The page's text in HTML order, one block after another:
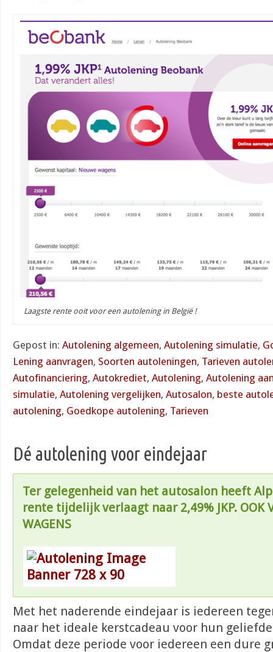
Laagste rente ooit voor een autolening in België !
Gepost in: Autolening algemeen, Autolening simulatie,
Lening aanvragen, Soorten autoleningen, Tarieven
Autofinanciering, Autokrediet, Autolening, Autolening
simulatie, Autolening vergelijken, Autosalon, beste
autolening, Goedkope autolening, Tarieven
Dé autolening voor eindejaar
Ter gelegenheid van het autosalon heeft
rente tijdelijk verlaagt naar 2,49% JKP. OOK
WAGENS
Met het naderende eindejaar is iedereen
naar het ideale kerstcadeau voor hun
Omdat deze periode voor iedereen een dure